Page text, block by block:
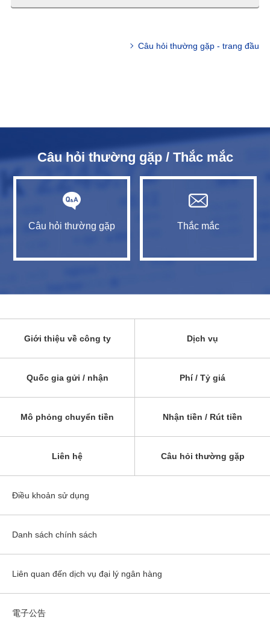
Câu hỏi thường gặp - trang đầu
Câu hỏi thường gặp / Thắc mắc
Câu hỏi thường gặp Thắc mắc
Giới thiệu về công ty Dịch vụ
Quốc gia gửi / nhận Phí / Tỷ giá
Mô phỏng chuyển tiền Nhận tiền / Rút tiền
Liên hệ Câu hỏi thường gặp
Điều khoản sử dụng
Danh sách chính sách
Liên quan đến dịch vụ đại lý ngân hàng
電子公告